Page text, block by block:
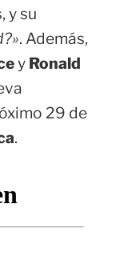
y su
. Además,
y Ronald
29 de
.